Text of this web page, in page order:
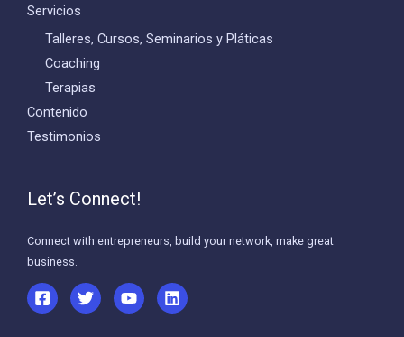
Servicios
Talleres, Cursos, Seminarios y Pláticas
Coaching
Terapias
Contenido
Testimonios
Let’s Connect!
Connect with entrepreneurs, build your network, make great
business.